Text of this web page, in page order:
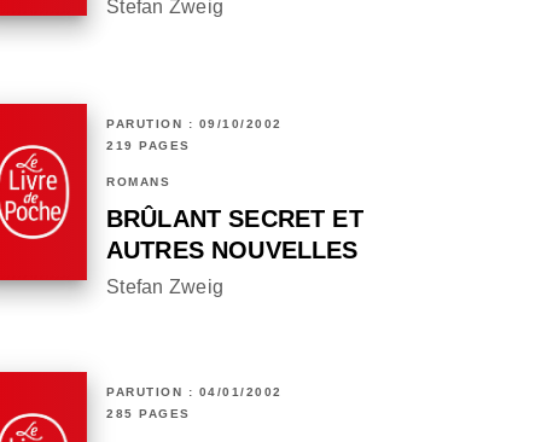
Stefan Zweig
PARUTION : 09/10/2002
219 PAGES
ROMANS
BRÛLANT SECRET ET
AUTRES NOUVELLES
Stefan Zweig
PARUTION : 04/01/2002
285 PAGES